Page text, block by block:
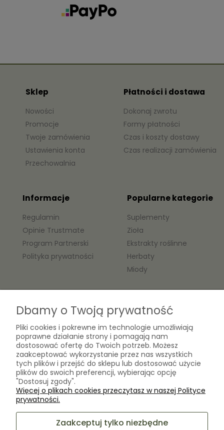
Laboratorium Zielarza Sp. z
o.o.
ul. Kopernika 10A
05-825 Grodzisk Mazowiecki
sklep@laboratoriumzielarza.pl
Sklep
Nowości
Promocje
Twoje zamówienia
Ustawienia konta
Przechowalnia
Płatności i dostawa
Dokonaj zwrotu
Formy płatności
Czas i koszty dostawy
Czas realizacji zamówienia
Informacje
Regulamin
Opinie Trustmate
Program Partnerski
Polityka prywatności
Popularne kategorie
Suplementy
Zioła
Ekstrakty roślinne
Herbaty
Miody
O nas
Kontakt
Biogram Henryk Różański
Blog
O firmie
Dbamy o Twoją prywatność
Pliki cookies i pokrewne im technologie umożliwiają
poprawne działanie strony i pomagają nam
dostosować ofertę do Twoich potrzeb. Możesz
zaakceptować wykorzystanie przez nas wszystkich
tych plików i przejść do sklepu lub dostosować użycie
plików do swoich preferencji, wybierając opcję
"Dostosuj zgody".
Więcej o plikach cookies przeczytasz w naszej Polityce
prywatności.
Zaakceptuj tylko niezbędne